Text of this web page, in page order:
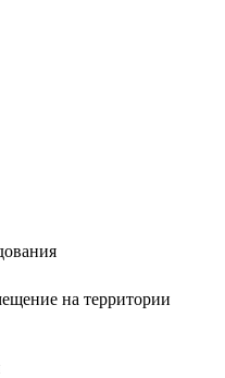
на территории